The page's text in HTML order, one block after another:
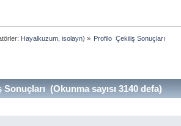
Hayalkuzum, isolayn) » Profilo  Çekiliş Sonuçları
(Okunma sayısı 3140 defa)